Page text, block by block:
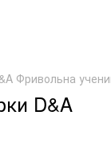
Фривольна
D&A